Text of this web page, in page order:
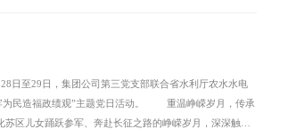
至29日，集团公司第三党支部联合省水利厅农水水电
为民造福政绩观”主题党日活动。 重温峥嵘岁月，传承
区儿女踊跃参军、奔赴长征之路的峥嵘岁月，深深触动